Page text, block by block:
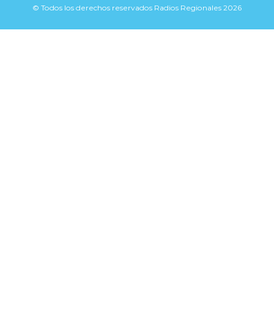
© Todos los derechos reservados Radios Regionales 2026